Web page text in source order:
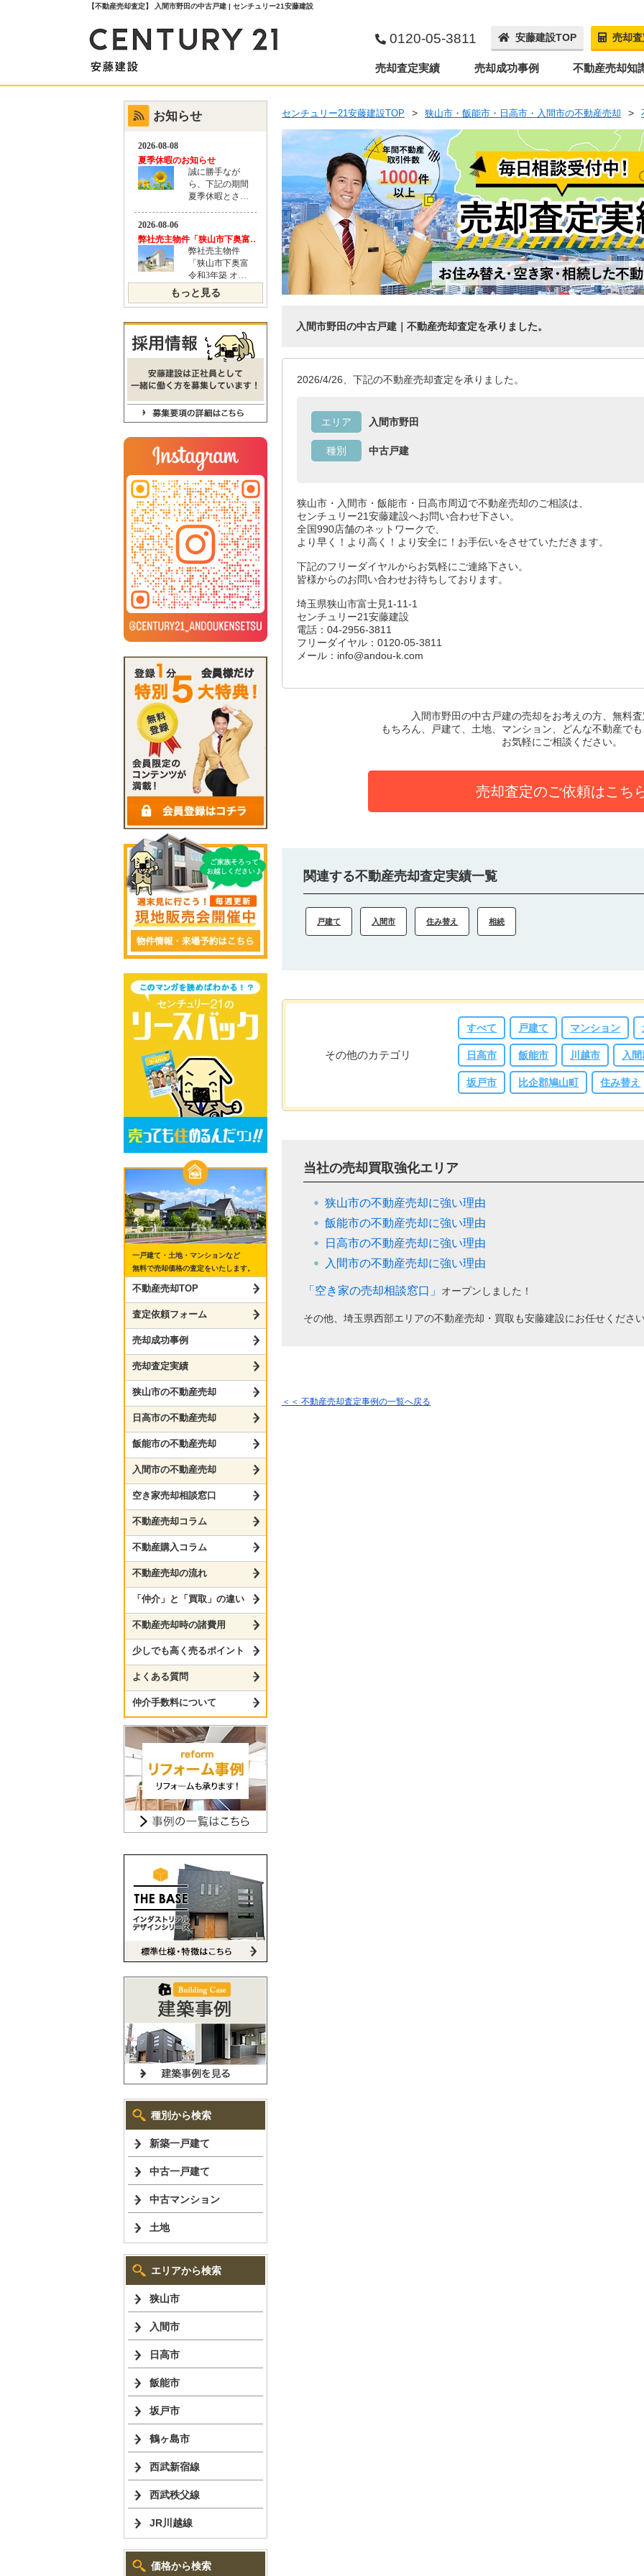
【不動産売却査定】 入間市野田の中古戸建 | センチュリー21安藤建設
0120-05-3811 安藤建設TOP 売却
売却査定実績 売却成功事例 不動産売却知
センチュリー21安藤建設TOP 狭山市・飯能市・日高市・入間市の不動産売却
入間市野田の中古戸建｜不動産売却査定を承りました。
2026/4/26、下記の不動産売却査定を承りました。
エリア 入間市野田
種別 中古戸建
狭山市・入間市・飯能市・日高市周辺で不動産売却のご相談は、
センチュリー21安藤建設へお問い合わせ下さい。
全国990店舗のネットワークで、
より早く！より高く！より安全に！お手伝いをさせていただきます。
下記のフリーダイヤルからお気軽にご連絡下さい。
皆様からのお問い合わせお待ちしております。
埼玉県狭山市富士見1-11-1
センチュリー21安藤建設
電話：04-2956-3811
フリーダイヤル：0120-05-3811
メール：info@andou-k.com
入間市野田の中古戸建の売却をお考えの方、無料
もちろん、戸建て、土地、マンション、どんな不動産で
お気軽にご相談ください。
売却査定のご依頼はこち
関連する不動産売却査定実績一覧
戸建て 入間市 住み替え 相続
その他のカテゴリ
すべて 戸建て マンション
日高市 飯能市 川越市 入
坂戸市 比企郡鳩山町 住み替え
当社の売却買取強化エリア
狭山市の不動産売却に強い理由
飯能市の不動産売却に強い理由
日高市の不動産売却に強い理由
入間市の不動産売却に強い理由
「空き家の売却相談窓口」 オープンしました！
その他、埼玉県西部エリアの不動産売却・買取も安藤建設にお任せくださ
＜＜ 不動産売却査定事例の一覧へ戻る
お知らせ
もっと見る
一戸建て・土地・マンションなど
無料で売却価格の査定をいたします。
不動産売却TOP
査定依頼フォーム
売却成功事例
売却査定実績
狭山市の不動産売却
日高市の不動産売却
飯能市の不動産売却
入間市の不動産売却
空き家売却相談窓口
不動産売却コラム
不動産購入コラム
不動産売却の流れ
「仲介」と「買取」の違い
不動産売却時の諸費用
少しでも高く売るポイント
よくある質問
仲介手数料について
種別から検索
新築一戸建て
中古一戸建て
中古マンション
土地
エリアから検索
狭山市
入間市
日高市
飯能市
坂戸市
鶴ヶ島市
西武新宿線
西武秩父線
JR川越線
価格から検索